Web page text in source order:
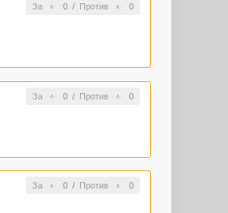
За 0/ Против 0
За 0/ Против 0
За 0/ Против 0